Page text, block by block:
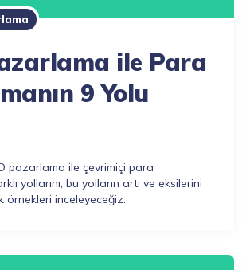
ile Para
9 Yolu
pazarlama ile çevrimiçi para
yollarını, bu yolların artı ve eksilerini
örnekleri inceleyeceğiz.